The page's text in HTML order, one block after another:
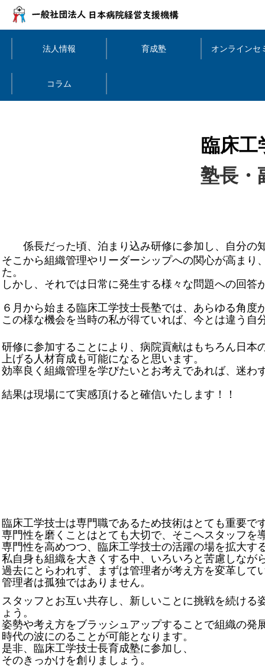
法人情報 育成塾 オンラインセ
コラム
臨床工
塾長
係長だった頃、泊まり込み研修に参加し、自分の
そこから組織管理やリーダーシップへの関心が高ま
た。
しかし、それでは日常に発生する様々な問題への回
６月から始まる臨床工学技士長塾では、あらゆる角
この様な機会を当時の私が得ていれば、今とは違う自
研修に参加することにより、病院貢献はもちろん日本
上げる 人材育成も可能になると思います。
効率良く組織管理を学びたいとお考えであれば、迷わ
結果は現場にて実感頂けると確信いたします！！
臨床工学技士は専門職であるため技術はとても重要で
専門性を磨くことはとても大切で、そこへスタッフを
専門性を高めつつ、臨床工学技士の活躍の場を拡大す
私自身も組織を大きくする中、いろいろと苦慮しなが
過去にとらわれず、まずは管理者が考え方を変革して
管理者は孤独ではありません。
スタッフとお互い共存し、新しいことに挑戦を続ける
ょう。
姿勢や考え方をブラッシュアップすることで組織の発
時代の波にのることが可能となります。
是非、臨床工学技士長育成塾に参加し、
そのきっかけを創りましょう。